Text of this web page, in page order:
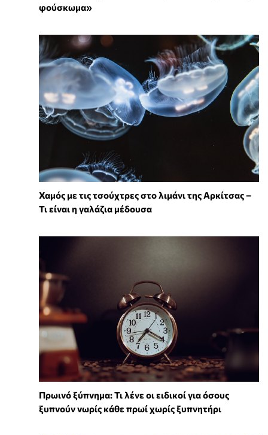
φούσκωμα»
Χαμός με τις τσούχτρες στο λιμάνι της Αρκίτσας –
Τι είναι η γαλάζια μέδουσα
Πρωινό ξύπνημα: Τι λένε οι ειδικοί για όσους
ξυπνούν νωρίς κάθε πρωί χωρίς ξυπνητήρι